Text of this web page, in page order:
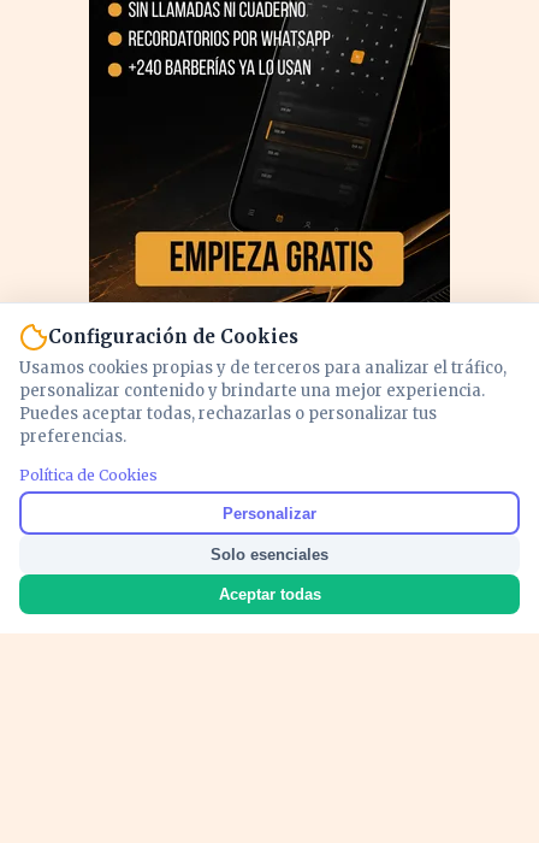
Configuración de Cookies
Usamos cookies propias y de terceros para analizar el tráfico,
personalizar contenido y brindarte una mejor experiencia.
Puedes aceptar todas, rechazarlas o personalizar tus
preferencias.
Política de Cookies
Personalizar
Solo esenciales
Aceptar todas